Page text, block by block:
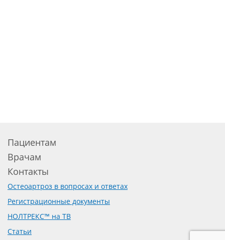
Пациентам
Врачам
Контакты
Остеоартроз в вопросах и ответах
Регистрационные документы
НОЛТРЕКС™ на ТВ
Статьи